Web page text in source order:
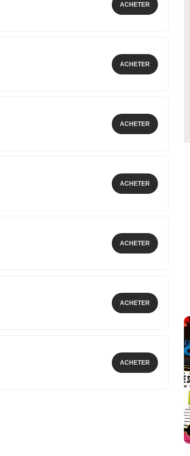
ACHETER
ACHETER
ACHETER
ACHETER
ACHETER
ACHETER
ACHETER